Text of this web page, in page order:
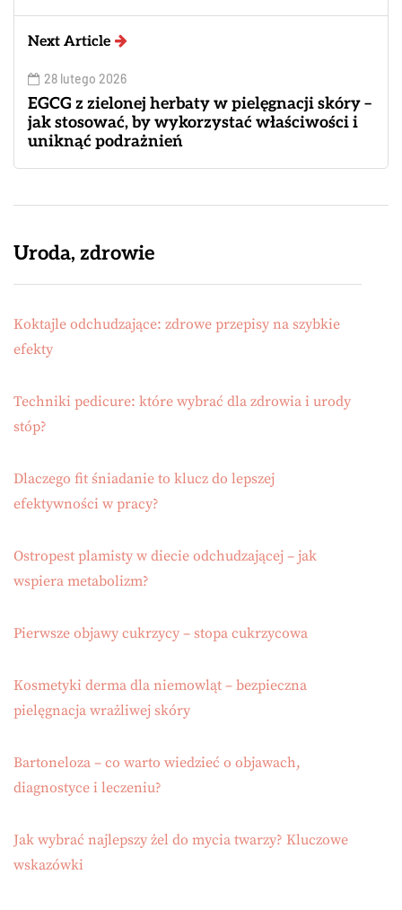
Next Article
28 lutego 2026
EGCG z zielonej herbaty w pielęgnacji skóry –
jak stosować, by wykorzystać właściwości i
uniknąć podrażnień
Uroda, zdrowie
Koktajle odchudzające: zdrowe przepisy na szybkie
efekty
Techniki pedicure: które wybrać dla zdrowia i urody
stóp?
Dlaczego fit śniadanie to klucz do lepszej
efektywności w pracy?
Ostropest plamisty w diecie odchudzającej – jak
wspiera metabolizm?
Pierwsze objawy cukrzycy – stopa cukrzycowa
Kosmetyki derma dla niemowląt – bezpieczna
pielęgnacja wrażliwej skóry
Bartoneloza – co warto wiedzieć o objawach,
diagnostyce i leczeniu?
Jak wybrać najlepszy żel do mycia twarzy? Kluczowe
wskazówki